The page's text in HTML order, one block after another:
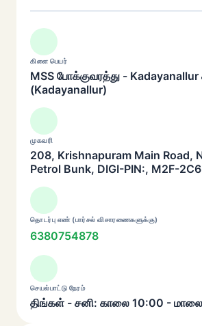
கிளை பெயர்
MSS போக்குவரத்து -
(Kadayanallur)
முகவரி
208, Krishnapuram Main Road,
Petrol Bunk, DIGI-PIN:, M2F-
தொடர்பு எண் (பார்சல் விசாரணைகளுக்கு)
6380754878
செயல்பாட்டு நேரம்
திங்கள் - சனி: காலை 10:00 -